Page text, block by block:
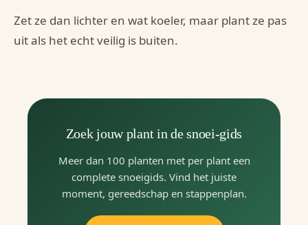
Zet ze dan lichter en wat koeler, maar plant ze pas
uit als het echt veilig is buiten.
Zoek jouw plant in de snoei-gids
Meer dan 100 planten met per plant een
complete snoeigids. Vind het juiste
moment, gereedschap en stappenplan.